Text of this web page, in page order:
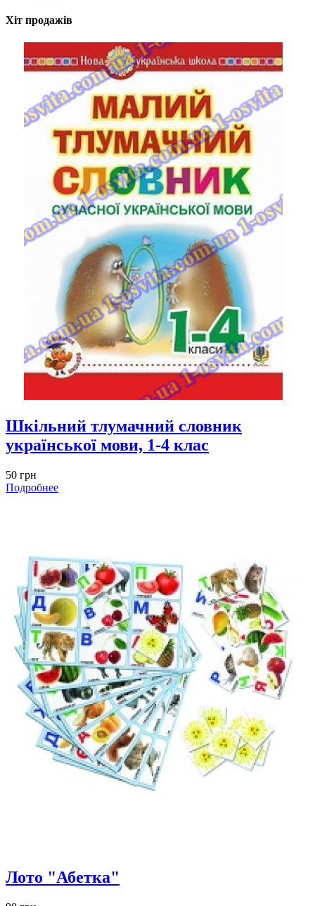
Хіт продажів
Шкільний тлумачний словник
української мови, 1-4 клас
50 грн
Подробнее
Лото "Абетка"